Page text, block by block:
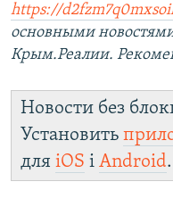
https://
основными
Крым.Реалии.
Новости без
Установить
для iOS і Android.